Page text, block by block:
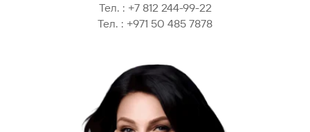
Тел. : +7 812 244-99-22
Тел. : +971 50 485 7878